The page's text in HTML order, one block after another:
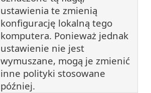
ustawienia te zmienią
konfigurację lokalną tego
komputera. Ponieważ jednak
ustawienie nie jest
wymuszane, mogą je zmienić
inne polityki stosowane
później.